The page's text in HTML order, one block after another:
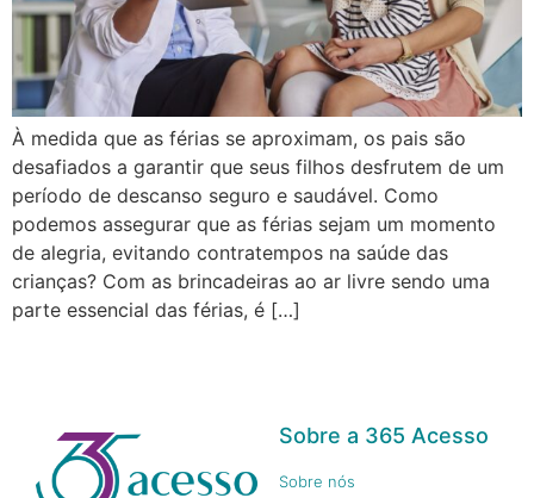
À medida que as férias se aproximam, os pais são
desafiados a garantir que seus filhos desfrutem de um
período de descanso seguro e saudável. Como
podemos assegurar que as férias sejam um momento
de alegria, evitando contratempos na saúde das
crianças? Com as brincadeiras ao ar livre sendo uma
parte essencial das férias, é […]
Sobre a 365 Acesso
Sobre nós